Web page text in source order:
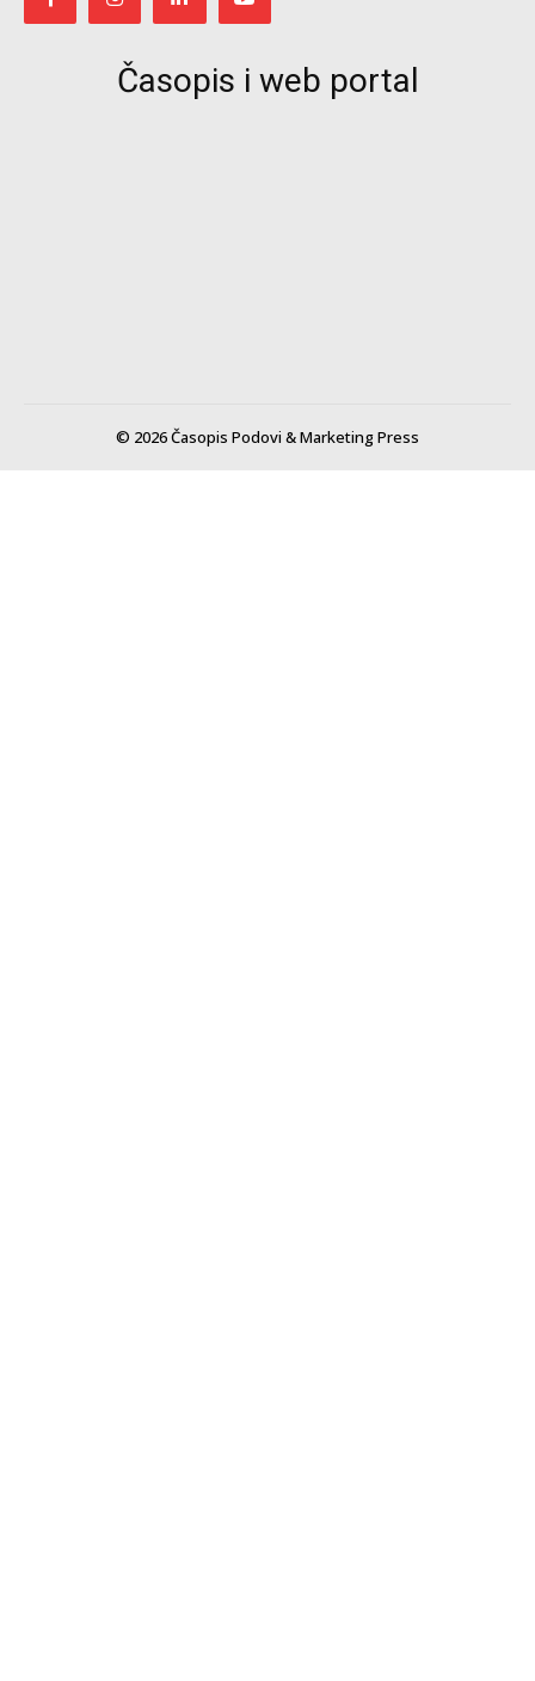
Časopis i web portal
© 2026 Časopis Podovi & Marketing Press